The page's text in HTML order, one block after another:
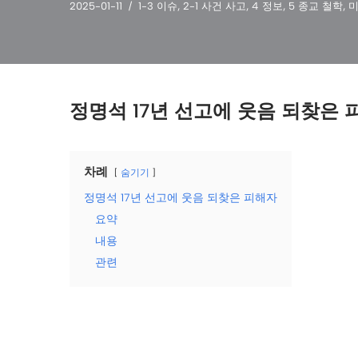
2025-01-11 1-3 이슈, 2-1 사건 사고, 4 정보, 5 종교 철학,
정명석 17년 선고에 웃음 되찾은
차례 숨기기
정명석 17년 선고에 웃음 되찾은 피해자
요약
내용
관련